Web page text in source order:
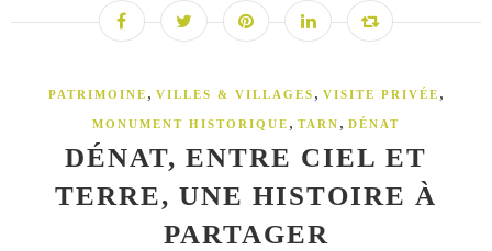
PATRIMOINE , VILLES & VILLAGES , VISITE PRIVÉE ,
MONUMENT HISTORIQUE , TARN , DÉNAT
DÉNAT, ENTRE CIEL ET
TERRE, UNE HISTOIRE À
PARTAGER